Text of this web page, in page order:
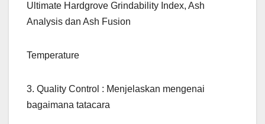
Ultimate Hardgrove Grindability Index, Ash
Analysis dan Ash Fusion
Temperature
3. Quality Control : Menjelaskan mengenai
bagaimana tatacara